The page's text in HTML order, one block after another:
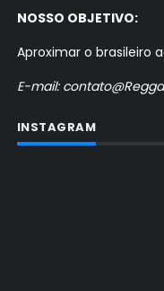
NOSSO OBJETIVO:
Aproximar o brasileiro
E-mail:
INSTAGRAM